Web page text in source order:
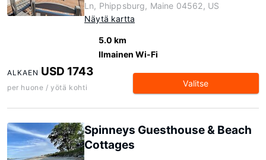
Ln, Phippsburg, Maine 04562, US
Näytä kartta
5.0 km
Ilmainen Wi-Fi
ALKAEN USD 1743
per huone / yötä kohti Valitse
Spinneys Guesthouse & Beach
Cottages